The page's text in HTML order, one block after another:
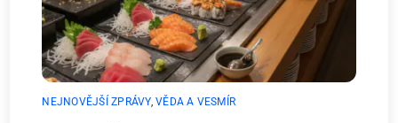
NEJNOVĚJŠÍ ZPRÁVY,VĚDA A VESMÍR